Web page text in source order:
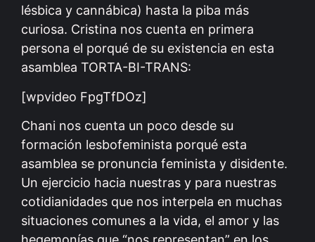
lésbica y cannábica) hasta la piba más
curiosa. Cristina nos cuenta en primera
persona el porqué de su existencia en esta
asamblea TORTA-BI-TRANS:
[wpvideo FpgTfDOz]
Chani nos cuenta un poco desde su
formación lesbofeminista porqué esta
asamblea se pronuncia feminista y disidente.
Un ejercicio hacia nuestras y para nuestras
cotidianidades que nos interpela en muchas
situaciones comunes a la vida, el amor y las